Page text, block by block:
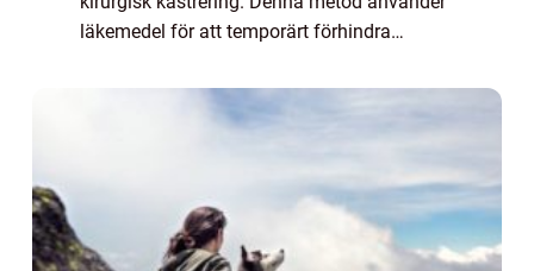
läkemedel för att temporärt förhindra
artikel kommer vi att ge en omfatt...